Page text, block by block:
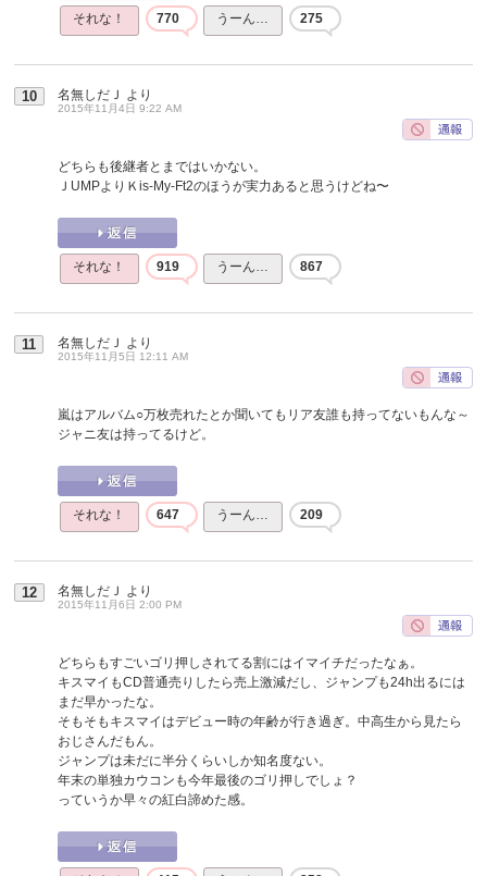
それな！ 770 うーん… 275
10 名無しだＪ より
2015年11月4日 9:22 AM
どちらも後継者とまではいかない。
ＪUMPよりＫis-My-Ft2のほうが実力あると思うけどね〜
それな！ 919 うーん… 867
11 名無しだＪ より
2015年11月5日 12:11 AM
嵐はアルバム○万枚売れたとか聞いてもリア友誰も持ってないもんな～
ジャニ友は持ってるけど。
それな！ 647 うーん… 209
12 名無しだＪ より
2015年11月6日 2:00 PM
どちらもすごいゴリ押しされてる割にはイマイチだったなぁ。
キスマイもCD普通売りしたら売上激減だし、ジャンプも24h出るには
まだ早かったな。
そもそもキスマイはデビュー時の年齢が行き過ぎ。中高生から見たら
おじさんだもん。
ジャンプは未だに半分くらいしか知名度ない。
年末の単独カウコンも今年最後のゴリ押しでしょ？
っていうか早々の紅白諦めた感。